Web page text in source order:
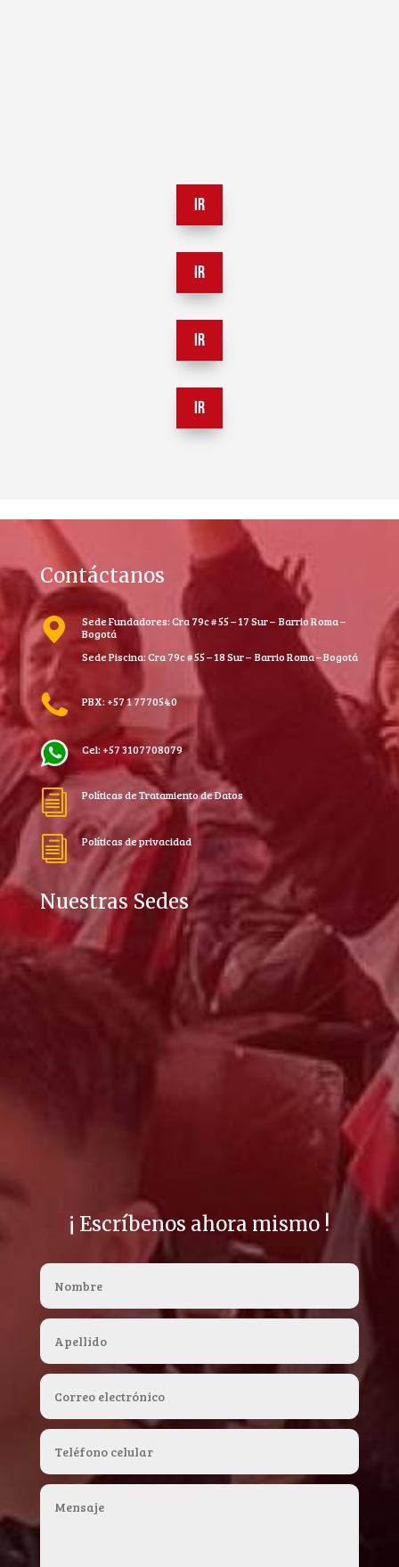
IR
IR
IR
IR
Contáctanos
Sede Fundadores: Cra 79c # 55 – 17 Sur – Barrio Roma –
Bogotá
Sede Piscina: Cra 79c # 55 – 18 Sur – Barrio Roma – Bogotá
PBX: +57 1 7770540
Cel: +57 3107708079
i Políticas de Tratamiento de Datos
i Políticas de privacidad
Nuestras Sedes
¡ Escríbenos ahora mismo !